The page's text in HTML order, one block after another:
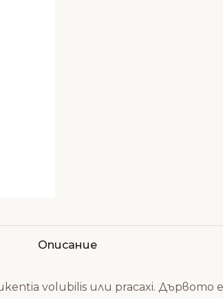
Описание
volubilis или pracaxi. Дървото